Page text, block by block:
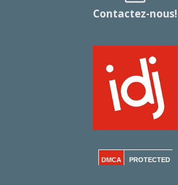
Contactez-nous!
DMCA PROTECTED